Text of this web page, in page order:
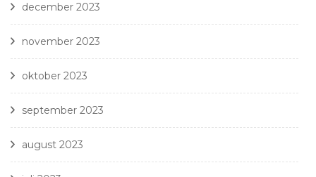
december 2023
november 2023
oktober 2023
september 2023
august 2023